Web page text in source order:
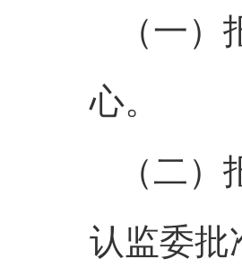
（一
心。
（二
认监委批